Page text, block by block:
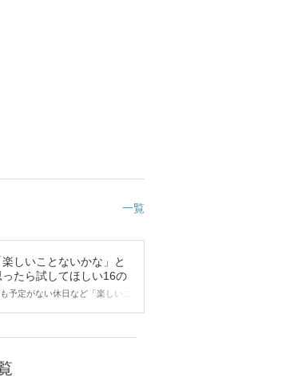
一覧
楽しいことないかな」と
ったら試してほしい16の
と予定がない休日など「楽しいこ
なれる対処法から、恋愛・自分磨
・趣味などジャンル別の楽しいこ